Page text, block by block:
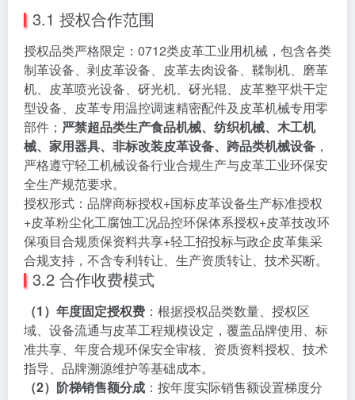
3.1 授权合作范围
授权品类严格限定：0712类皮革工业用机械，包含各类
制革设备、剥皮革设备、皮革去肉设备、鞣制机、磨革
机、皮革喷光设备、砑光机、砑光辊、皮革整平烘干定
型设备、皮革专用温控调速精密配件及皮革机械专用零
部件； 严禁超品类生产食品机械、纺织机械、木工机
械、家用器具、非标改装皮革设备、跨品类机械设备 ，
严格遵守轻工机械设备行业合规生产与皮革工业环保安
全生产规范要求。
授权形式：品牌商标授权+国标皮革设备生产标准授权
+皮革粉尘化工腐蚀工况品控环保体系授权+皮革技改环
保项目合规质保资料共享+轻工招投标与政企皮革集采
合规支持，不含专利转让、生产资质转让、技术买断。
3.2 合作收费模式
（1）年度固定授权费 ：根据授权品类数量、授权区
域、设备流通与皮革工程规模设定，覆盖品牌使用、标
准共享、年度合规环保安全审核、资质资料授权、技术
指导、品牌溯源维护等基础成本。
（2）阶梯销售额分成 ：按年度实际销售额设置梯度分